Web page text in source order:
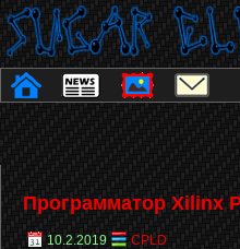
Программатор Xilinx
10.2.2019 CPLD